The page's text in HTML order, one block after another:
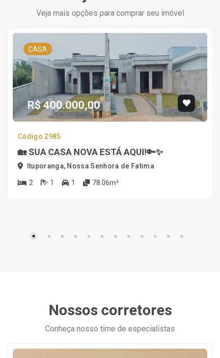
Veja mais opções para comprar seu imóvel
CASA
R$ 400.000,00
Código 2985
🏡 SUA CASA NOVA ESTÁ AQUI!🔑✨
Ituporanga, Nossa Senhora de Fatima
2 1 1 78.06m²
Nossos corretores
Conheça nosso time de especialistas